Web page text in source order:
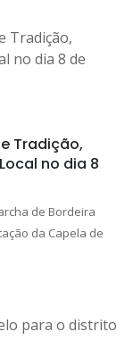
Tradição,
no dia 8
de Bordeira
da Capela de